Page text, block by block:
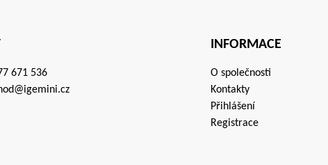
671 536
INFORMACE
O společnosti
Kontakty
Přihlášení
Registrace